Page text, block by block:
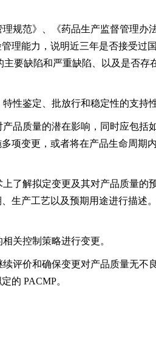
范》、《药品生产监督管理办
理能力，说明近三年是否接受过
要缺陷和严重缺陷、以及是否存
鉴定、批放行和稳定性的支持性
质量的潜在影响，同时应包括
项变更，或者将在产品生命周期
解拟定变更及其对产品质量的
生产工艺以及预期用途进行描述
关控制策略进行变更。
价和确保变更对产品质量无不
的 PACMP。